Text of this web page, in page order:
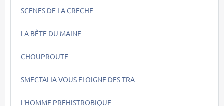
SCENES DE LA CRECHE
LA BÊTE DU MAINE
CHOUPROUTE
SMECTALIA VOUS ELOIGNE DES TRA
L'HOMME PREHISTROBIQUE